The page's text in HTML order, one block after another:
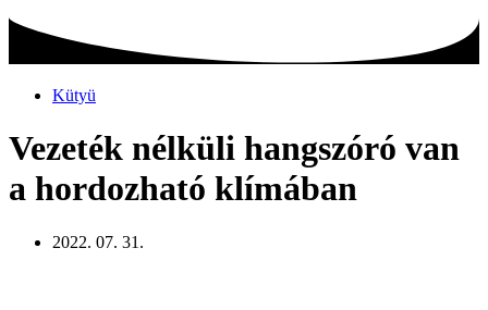
Kütyü
Vezeték nélküli hangszóró van
a hordozható klímában
2022. 07. 31.